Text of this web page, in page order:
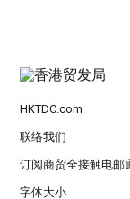
HKTDC.com
联络我们
订阅商贸全接触电邮
字体大小